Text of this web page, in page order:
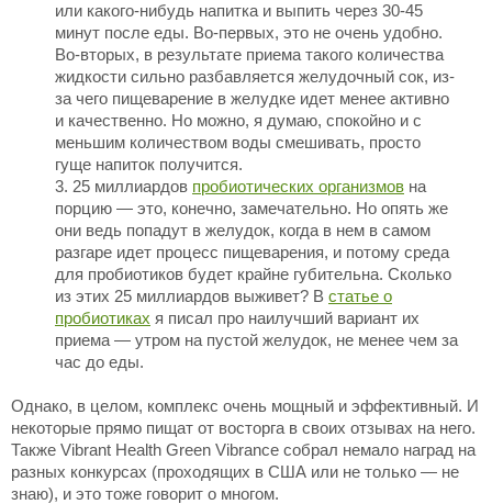
или какого-нибудь напитка и выпить через 30-45
минут после еды. Во-первых, это не очень удобно.
Во-вторых, в результате приема такого количества
жидкости сильно разбавляется желудочный сок, из-
за чего пищеварение в желудке идет менее активно
и качественно. Но можно, я думаю, спокойно и с
меньшим количеством воды смешивать, просто
гуще напиток получится.
25 миллиардов пробиотических организмов на
порцию — это, конечно, замечательно. Но опять же
они ведь попадут в желудок, когда в нем в самом
разгаре идет процесс пищеварения, и потому среда
для пробиотиков будет крайне губительна. Сколько
из этих 25 миллиардов выживет? В статье о
пробиотиках я писал про наилучший вариант их
приема — утром на пустой желудок, не менее чем за
час до еды.
Однако, в целом, комплекс очень мощный и эффективный. И
некоторые прямо пищат от восторга в своих отзывах на него.
Также Vibrant Health Green Vibrance собрал немало наград на
разных конкурсах (проходящих в США или не только — не
знаю), и это тоже говорит о многом.